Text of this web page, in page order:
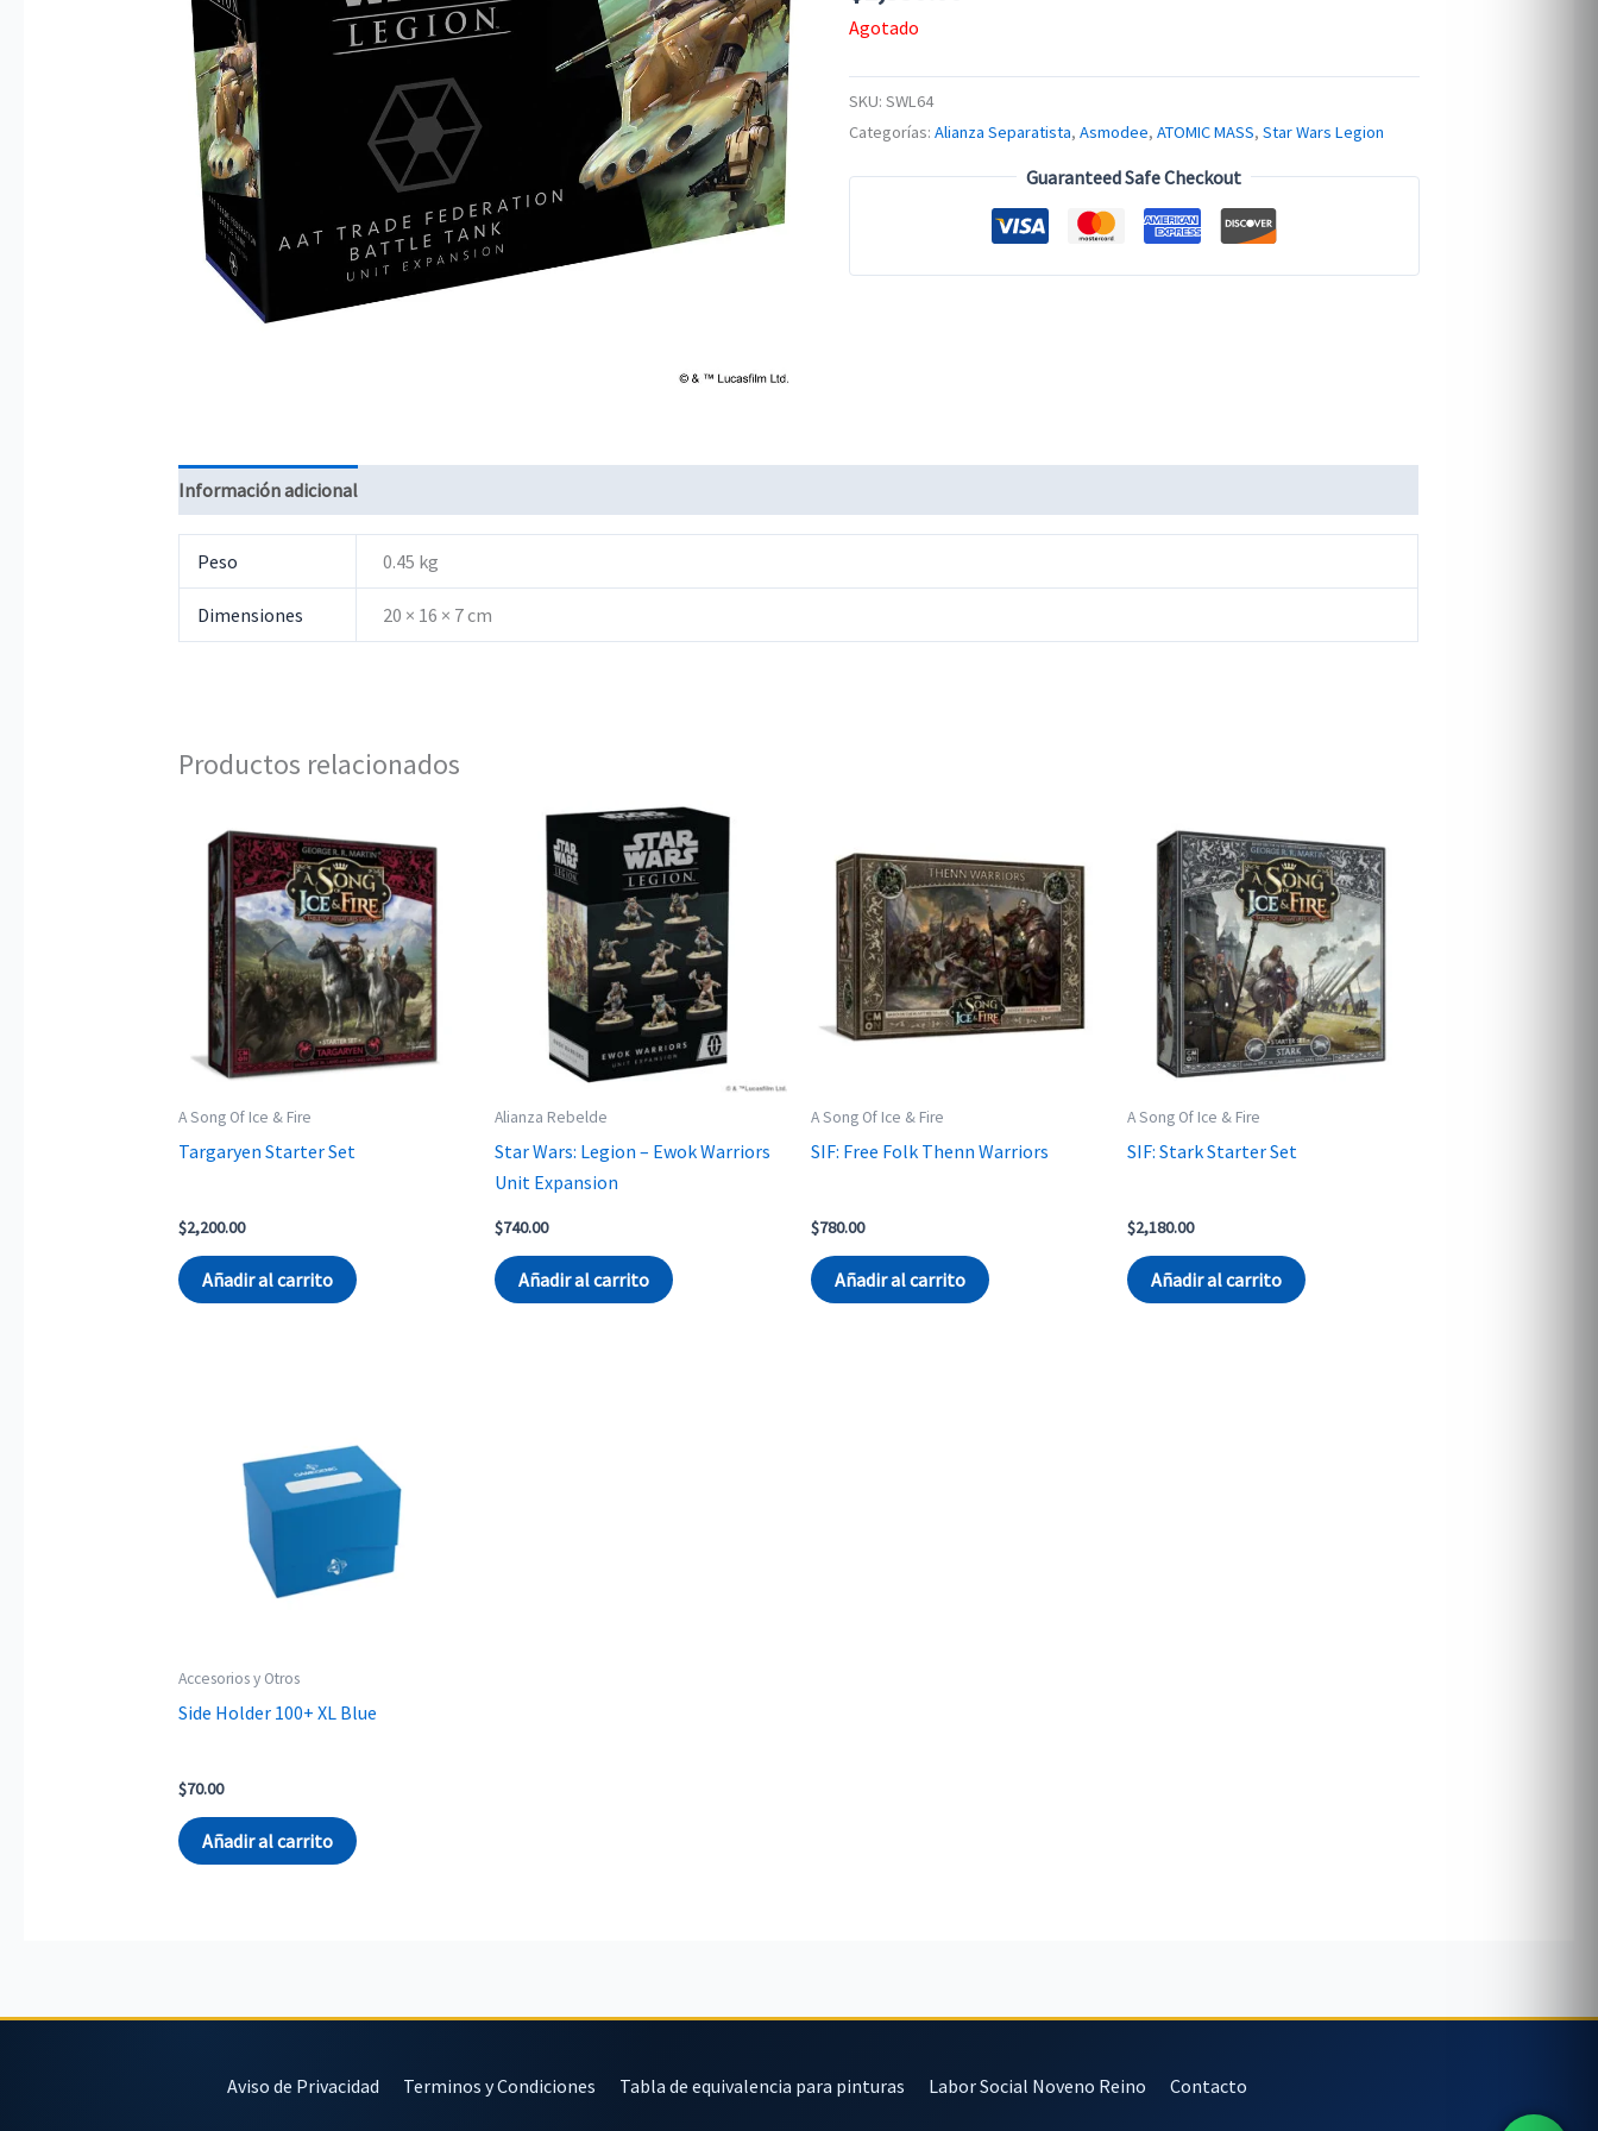
Agotado
SKU: SWL64
Categorías: Alianza Separatista, Asmodee, ATOMIC MASS, Star Wars Legion
Guaranteed Safe Checkout
Información adicional
Peso 0.45 kg
Dimensiones 20 × 16 × 7 cm
Productos relacionados
A Song Of Ice & Fire
Targaryen Starter Set
$2,200.00
Añadir al carrito
Alianza Rebelde
Star Wars: Legion – Ewok Warriors
Unit Expansion
$740.00
Añadir al carrito
A Song Of Ice & Fire
SIF: Free Folk Thenn Warriors
$780.00
Añadir al carrito
A Song Of Ice & Fire
SIF: Stark Starter Set
$2,180.00
Añadir al carrito
Accesorios y Otros
Side Holder 100+ XL Blue
$70.00
Añadir al carrito
Aviso de Privacidad Terminos y Condiciones Tabla de equivalencia para pinturas Labor Social Noveno Reino Contacto